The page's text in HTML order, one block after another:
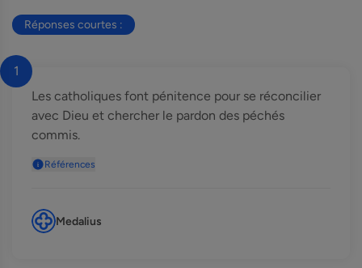
Réponses courtes :
1
Les catholiques font pénitence pour se réconcilier
avec Dieu et chercher le pardon des péchés
commis.
Références
Medalius